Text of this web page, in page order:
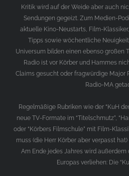
Kritik wird auf der Weide aber auch
Sendungen gegeizt. Zum Medien-
aktuelle Kino-Neustarts, Film-
Tipps sowie wöchentliche
Universum bilden einen ebenso großen
Radio ist vor Körber und Hammes
Claims gesucht oder fragwürdige Major
Radio-MA
Regelmäßige Rubriken wie der “KuH
neue TV-Formate im “Titelschmutz”,
oder “Körbers Filmschule” mit Film-
muss (die Herr Körber aber verpasst
Am Ende jedes Jahres wird
Europas verliehen: Die